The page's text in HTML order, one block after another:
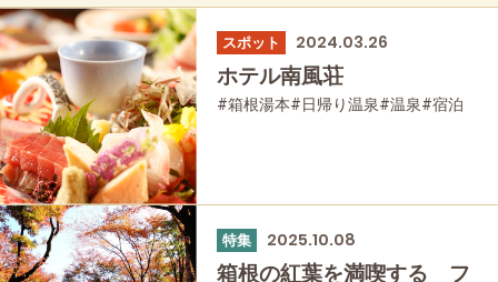
スポット 2024.03.26
ホテル南風荘
#箱根湯本#日帰り温泉#温泉#宿泊
特集 2025.10.08
箱根の紅葉を満喫する フ